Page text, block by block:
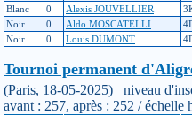
Blanc
0 Alexis JOUVELLIER
Noir
0 Aldo MOSCATELLI
Noir
0 Louis DUMONT
Tournoi permanent
(Paris, 18-05-2025) niveau
avant : 257, après : 252 / échelle